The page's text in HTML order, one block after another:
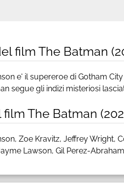
film The Batman
e' il supereroe di Gotham
segue gli indizi misteriosi
film The Batman
Zoe Kravitz, Jeffrey Wright,
Lawson, Gil Perez-Abraham